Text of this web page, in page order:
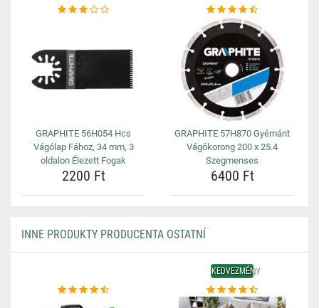
GRAPHITE 56H054 Hcs
Vágólap Fához, 34 mm, 3
oldalon Élezett Fogak
2200 Ft
GRAPHITE 57H870 Gyémánt
Vágókorong 200 x 25.4
Szegmenses
6400 Ft
INNE PRODUKTY PRODUCENTA OSTATNÍ
KEDVEZMÉNY